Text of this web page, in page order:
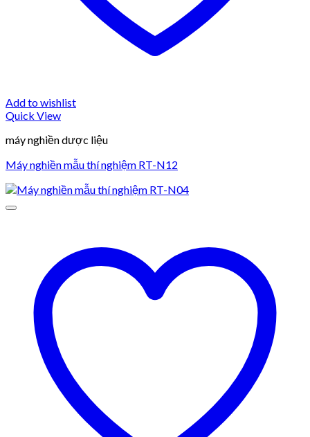
Add to wishlist
Quick View
máy nghiền dược liệu
Máy nghiền mẫu thí nghiệm RT-N12